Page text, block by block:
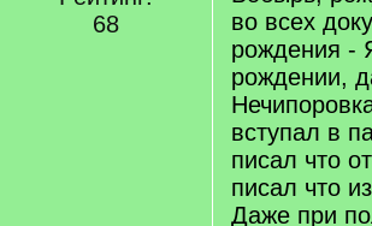
68
во всех
рождения -
рождении,
вступал в
писал что
писал что
Даже при